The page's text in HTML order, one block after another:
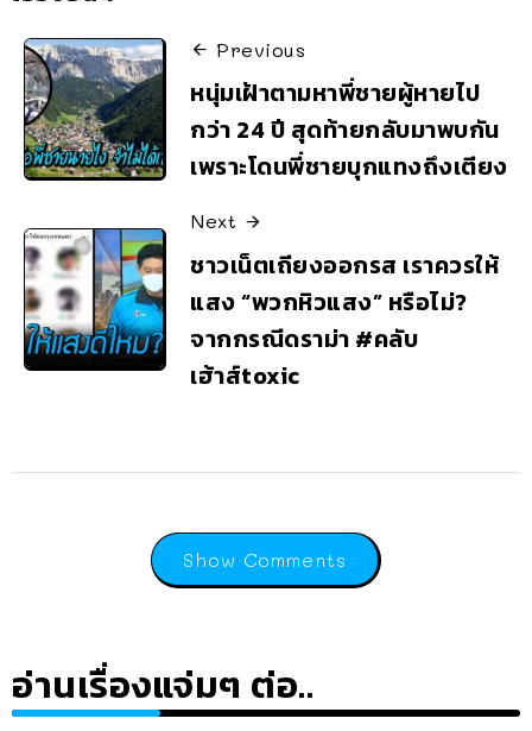
Previous
หนุ่มเฝ้าตามหาพี่ชายผู้หายไป
กว่า 24 ปี สุดท้ายกลับมาพบกัน
เพราะโดนพี่ชายบุกแทงถึงเตียง
Next
ชาวเน็ตเถียงออกรส เราควรให้
แสง “พวกหิวแสง” หรือไม่?
จากกรณีดราม่า #คลับ
เฮ้าส์toxic
Show Comments
อ่านเรื่องแจ่มๆ ต่อ..